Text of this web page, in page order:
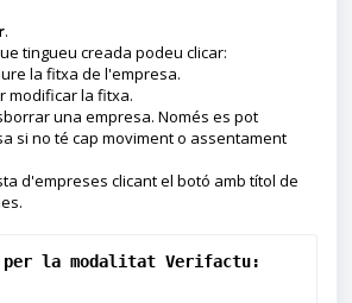
.
tingueu creada podeu clicar:
la fitxa de l'empresa.
modificar la fitxa.
una empresa. Només es pot
si no té cap moviment o assentament
d'empreses clicant el botó amb títol de
per la modalitat Verifactu: